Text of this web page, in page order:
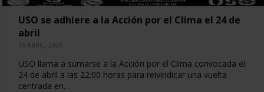
USO se adhiere a la Acción por el Clima el 24 de
abril
16 ABRIL, 2020
USO llama a sumarse a la Acción por el Clima convocada el
24 de abril a las 22:00 horas para reivindicar una vuelta
centrada en…